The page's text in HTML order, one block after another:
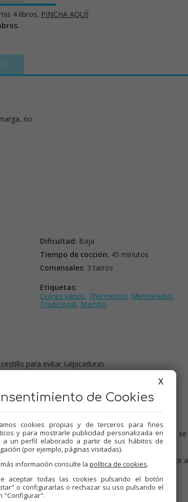
4 libros, PINCHA AQUÍ!
no
Dificultad: Baja
Tiempo de cocción: 45 minutos
Comensales: 3 tarros
Etiquetas:
Dulces varios, Thermomix, Mermeladas,
Tradicional, Mambo
para evitar salpicaduras.
el cestillo encima.
podéis hacerlo de dos formas:
y dar la vuelta , dejar en esa posición hasta que se
las tapas, 25 minutos contando desde que comience a
no entre aire.
X
de Cookies
cookies propias y de terceros para fines
y para mostrarle publicidad personalizada en
a un perfil elaborado a partir de sus hábitos de
(por ejemplo, páginas visitadas).
información consulte la política de cookies.
aceptar todas las cookies pulsando el botón
o configurarlas o rechazar su uso pulsando el
"Configurar".